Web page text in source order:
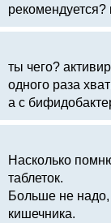
ты чего?
одного раза
а с
Насколько
таблеток.
Больше не надо,
кишечника.